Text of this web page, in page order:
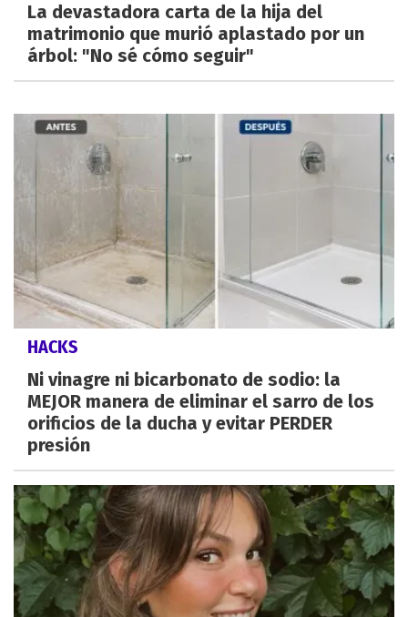
La devastadora carta de la hija del
matrimonio que murió aplastado por un
árbol: "No sé cómo seguir"
HACKS
Ni vinagre ni bicarbonato de sodio: la
MEJOR manera de eliminar el sarro de los
orificios de la ducha y evitar PERDER
presión